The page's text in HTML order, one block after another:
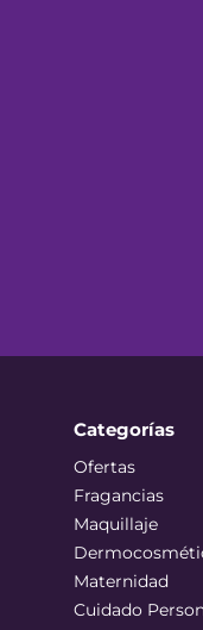
Categorías
Ofertas
Fragancias
Maquillaje
Maternidad
Cuidado